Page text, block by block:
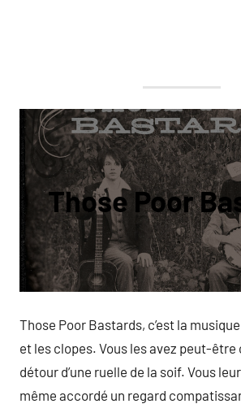
Those Poor
Those Poor Bastards, c’est la
et les clopes. Vous les avez peut-être
détour d’une ruelle de la soif. Vous
même accordé un regard